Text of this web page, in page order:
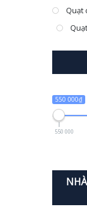
Quạt
550 000₫
550 000